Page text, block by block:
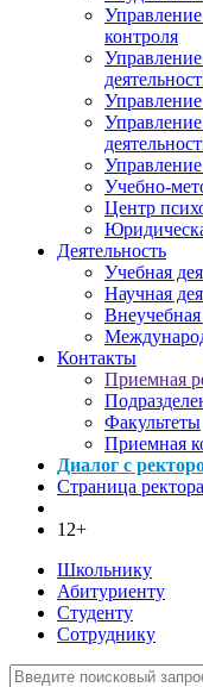
Управление
контроля
Учебно-
Центр
Деятельность
Учебная
Научная
Внеучебная
Контакты
Приемная
Факультеты
Приемная
Диалог с
Страница ректора
12+
Школьнику
Абитуриенту
Студенту
Сотруднику